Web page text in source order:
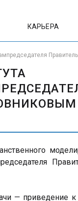
КАРЬЕРА
— приведение к